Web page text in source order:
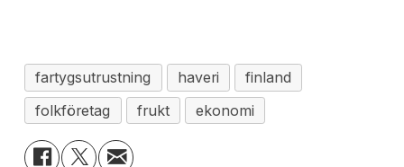
fartygsutrustning haveri
finland
folkföretag
frukt ekonomi